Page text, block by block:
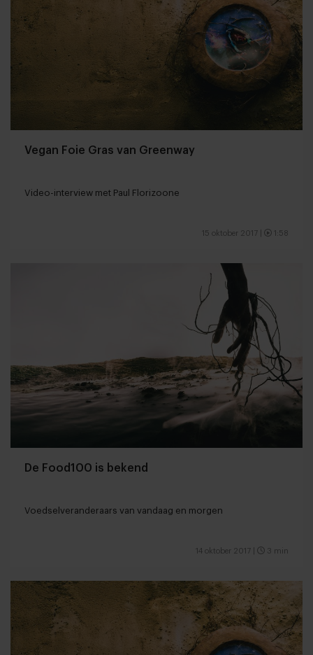
Vegan Foie Gras van Greenway
Video-interview met Paul Florizoone
15 oktober 2017 1:58
De Food100 is bekend
Voedselveranderaars van vandaag en morgen
14 oktober 2017 3 min